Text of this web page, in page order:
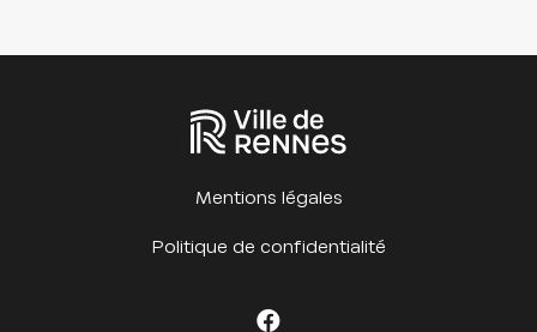
Mentions légales
Politique de confidentialité
Facebook Cet été à